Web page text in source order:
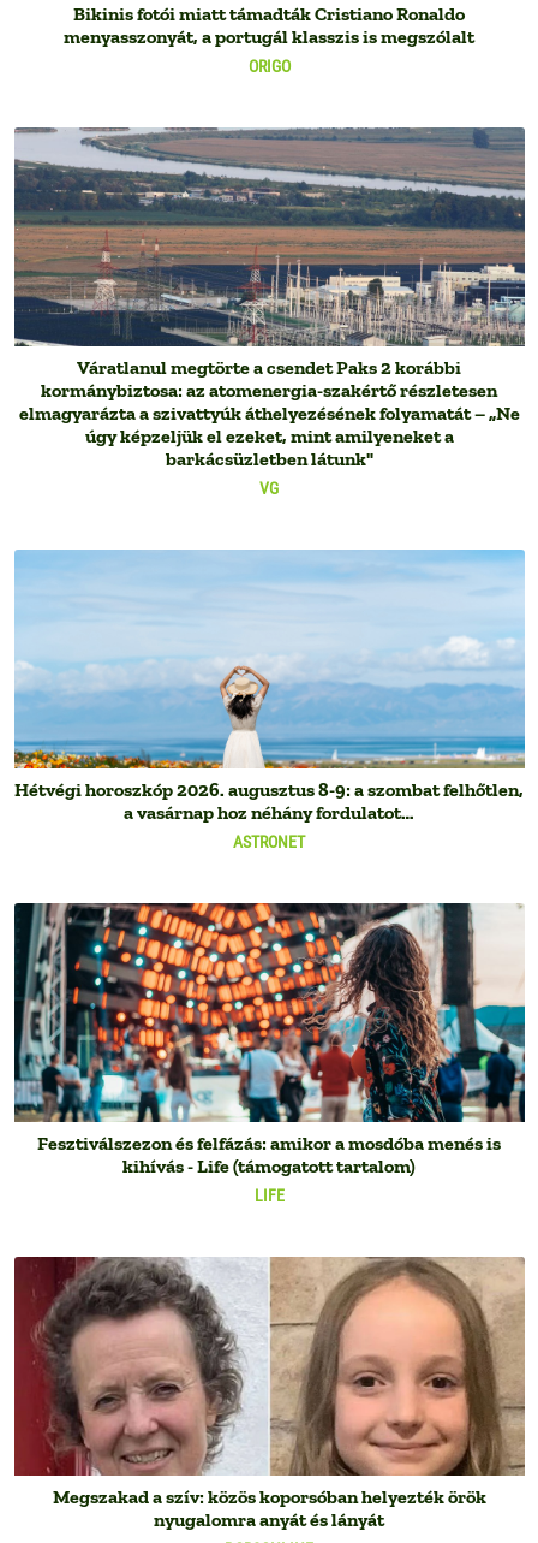
ORIGO
Bikinis fotói miatt támadták Cristiano Ronaldo
menyasszonyát, a portugál klasszis is megszólalt
VG
Váratlanul megtörte a csendet Paks 2 korábbi
kormánybiztosa: az atomenergia-szakértő részletesen
elmagyarázta a szivattyúk áthelyezésének folyamatát – „Ne
úgy képzeljük el ezeket, mint amilyeneket a
barkácsüzletben látunk"
ASTRONET
Hétvégi horoszkóp 2026. augusztus 8-9: a szombat felhőtlen,
a vasárnap hoz néhány fordulatot…
LIFE
Fesztiválszezon és felfázás: amikor a mosdóba menés is
kihívás - Life (támogatott tartalom)
Megszakad a szív: közös koporsóban helyezték örök
nyugalomra anyát és lányát